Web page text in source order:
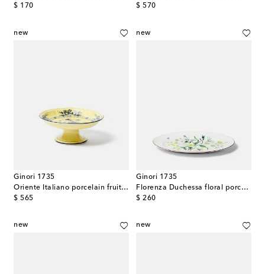
$ 170
original price
$ 570
original price
new
Ginori 1735
Oriente Italiano porcelain fruit bowl
$ 565
original price
new
Ginori 1735
Florenza Duchessa floral porcelain platter
$ 260
original price
new new